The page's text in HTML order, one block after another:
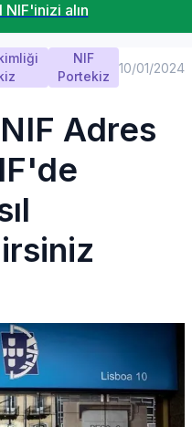
NIF'inizi alın
NIF
Portekiz
10/01/2024
Adres